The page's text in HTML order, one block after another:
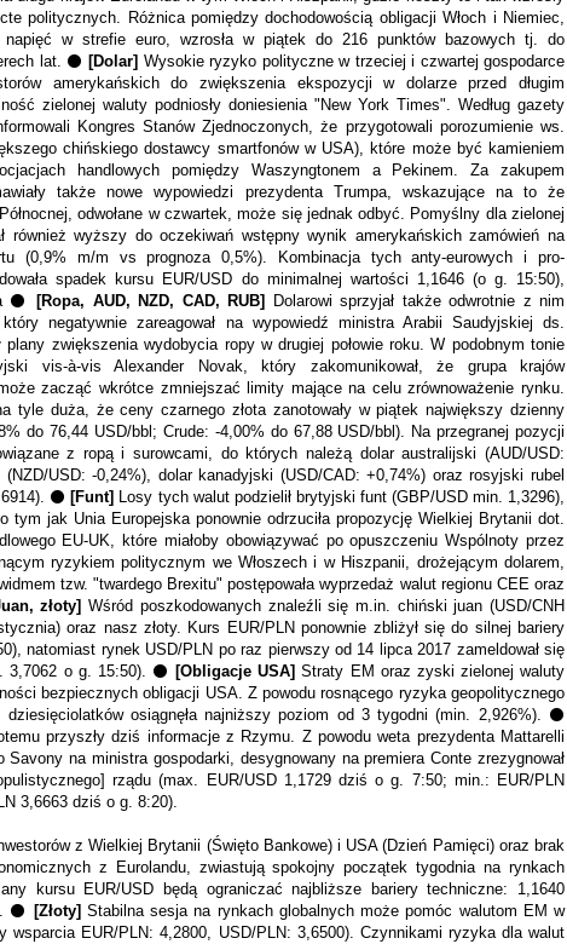
politycznych. Różnica pomiędzy dochodowością obligacji Włoch i Niemiec,
napięć w strefie euro, wzrosła w piątek do 216 punktów bazowych tj. do
lat. ⚫ [Dolar] Wysokie ryzyko polityczne w trzeciej i czwartej gospodarce
ów amerykańskich do zwiększenia ekspozycji w dolarze przed długim
zielonej waluty podniosły doniesienia "New York Times". Według gazety
Kongres Stanów Zjednoczonych, że przygotowali porozumienie ws.
chińskiego dostawcy smartfonów w USA), które może być kamieniem
handlowych pomiędzy Waszyngtonem a Pekinem. Za zakupem
także nowe wypowiedzi prezydenta Trumpa, wskazujące na to że
ółnocnej, odwołane w czwartek, może się jednak odbyć. Pomyślny dla zielonej
również wyższy do oczekiwań wstępny wynik amerykańskich zamówień na
(0,9% m/m vs prognoza 0,5%). Kombinacja tych anty-eurowych i pro-
spadek kursu EUR/USD do minimalnej wartości 1,1646 (o g. 15:50),
⚫
[Ropa, AUD, NZD, CAD, RUB] Dolarowi sprzyjał także odwrotnie z nim
który negatywnie zareagował nawypowiedź ministra Arabii Saudyjskiej ds.
plany zwiększenia wydobycia ropy w drugiej połowie roku. W podobnym tonie
vis-à-vis Alexander Novak, który zakomunikował, że grupa krajów
zacząć wkrótce zmniejszać limity mające na celu zrównoważenie rynku.
tyle duża, że ceny czarnego złota zanotowały w piątek największy dzienny
do 76,44 USD/bbl; Crude: -4,00% do 67,88 USD/bbl). Na przegranej pozycji
z ropą i surowcami, do których należą dolar australijski (AUD/USD:
USD: -0,24%), dolar kanadyjski (USD/CAD: +0,74%) oraz rosyjski rubel
⚫ [Funt] Losy tych walut podzielił brytyjski funt (GBP/USD min. 1,3296),
tym jak Unia Europejska ponownie odrzuciła propozycję Wielkiej Brytanii dot.
EU-UK, które miałoby obowiązywać po opuszczeniu Wspó lnoty przez
ryzykiem politycznym we Włoszech i w Hiszpanii, drożejącym dolarem,
tzw. "twardego Brexitu" postępowała wyprzedaż walut regionu CEE oraz
złoty] Wśród poszkodowanych znaleźli się m.in. chiński juan (USD/CNH
oraz nasz złoty. Kurs EUR/PLN ponownie zbliżył się do silnej bariery
natomiast rynek USD/PLN po raz pierwszy od 14 lipca 2017 zameldował się
3,7062 o g. 15:50). ⚫ [Obligacje USA] Straty EM oraz zyski zielonej waluty
bezpiecznych obligacji USA. Z powodu rosnącego ryzyka geopolitycznego
dziesięciolatków osiągnęła najniższy poziom od 3 tygodni (min. 2,926%). ⚫
przyszły dziś informacje z Rzymu. Z powodu weta prezydenta Mattarelli
Savony na ministra gospodarki, desygnowany na premiera Conte zrezygnował
rządu (max. EUR/USD 1,1729 dziś o g. 7:50; min.: EUR/PLN
3,6663 dziś o g. 8:20).
ów z Wielkiej Brytanii (Święto Bankowe) i USA (Dzień Pamięci) oraz brak
z Eurolandu, zwiastują spokojny początek tygodnia na rynkach
kursu EUR/USD będą ograniczać najbliższe bariery techniczne: 1,1640
⚫ [Złoty] Stabilna sesja na rynkach globalnych może pomóc walutom EM w
wsparcia EUR/PLN: 4,2800, USD/PLN: 3,6500). Czynnikami ryzyka dla walut